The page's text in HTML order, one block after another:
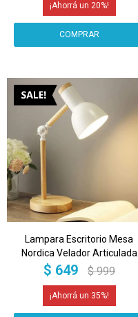
20
Lampara Escritorio Mesa
Nordica Velador Articulada
Metal Y Madera Imback Color
$ 649 $ 999
35